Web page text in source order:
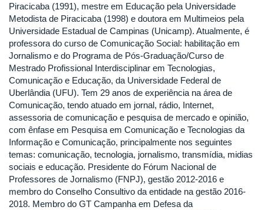
Piracicaba (1991), mestre em Educação pela Universidade
Metodista de Piracicaba (1998) e doutora em Multimeios pela
Universidade Estadual de Campinas (Unicamp). Atualmente, é
professora do curso de Comunicação Social: habilitação em
Jornalismo e do Programa de Pós-Graduação/Curso de
Mestrado Profissional Interdisciplinar em Tecnologias,
Comunicação e Educação, da Universidade Federal de
Uberlândia (UFU). Tem 29 anos de experiência na área de
Comunicação, tendo atuado em jornal, rádio, Internet,
assessoria de comunicação e pesquisa de mercado e opinião,
com ênfase em Pesquisa em Comunicação e Tecnologias da
Informação e Comunicação, principalmente nos seguintes
temas: comunicação, tecnologia, jornalismo, transmídia, midias
sociais e educação. Presidente do Fórum Nacional de
Professores de Jornalismo (FNPJ), gestão 2012-2016 e
membro do Conselho Consultivo da entidade na gestão 2016-
2018. Membro do GT Campanha em Defesa da